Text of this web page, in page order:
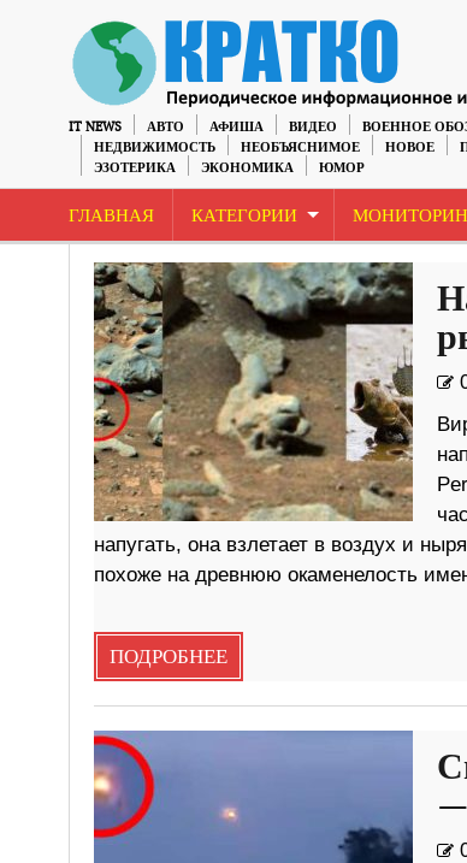
IT NEWS АВТО АФИША ВИДЕО ВОЕННОЕ
НЕДВИЖИМОСТЬ
НЕОБЪЯСНИМОЕ НОВОЕ
ЭЗОТЕРИКА
ЭКОНОМИКА ЮМОР
ГЛАВНАЯ КАТЕГОРИИ
напугать, она взлетает в воздух и
похоже на древнюю окаменелость
ПОДРОБНЕЕ
—